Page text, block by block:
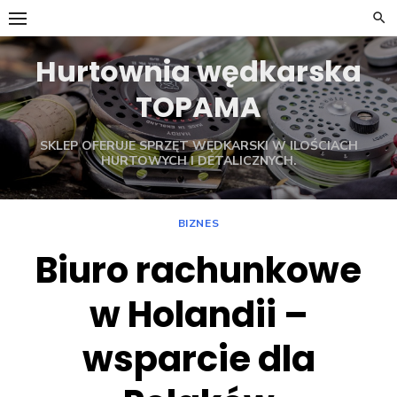
Skip
to
contentHurtownia wędkarska
TOPAMA
SKLEP OFERUJE SPRZĘT WĘDKARSKI W ILOŚCIACH
HURTOWYCH I DETALICZNYCH.
BIZNES
Biuro rachunkowe
w Holandii –
wsparcie dla